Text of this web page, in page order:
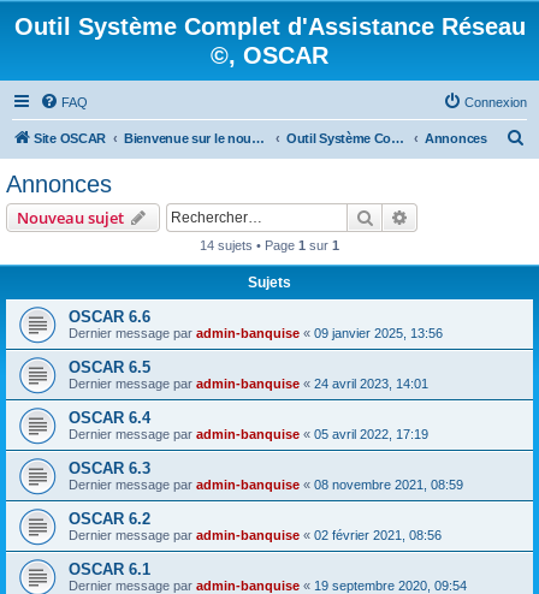
Outil Système Complet d'Assistance Réseau
©, OSCAR
FAQ Connexion
Site OSCAR Bienvenue sur le nouveau forum OSCAR Outil Système Complet d'Assistance Réseau ©, OSCAR Annonces
r
Annonces
Nouveau sujet Rechercher
14 sujets • Page 1 sur 1
Sujets
OSCAR 6.6
Dernier message par admin-banquise « 09 janvier 2025, 13:56
OSCAR 6.5
Dernier message par admin-banquise « 24 avril 2023, 14:01
OSCAR 6.4
Dernier message par admin-banquise « 05 avril 2022, 17:19
OSCAR 6.3
Dernier message par admin-banquise « 08 novembre 2021, 08:59
OSCAR 6.2
Dernier message par admin-banquise « 02 février 2021, 08:56
OSCAR 6.1
Dernier message par admin-banquise « 19 septembre 2020, 09:54